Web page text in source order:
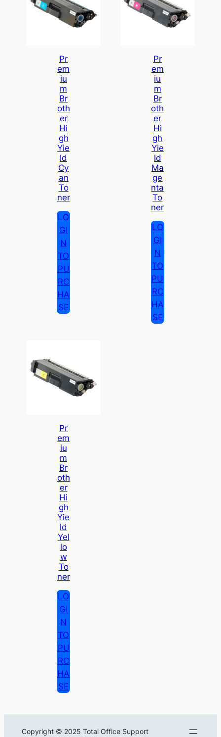
Pr
Em
Iu
M
Br
Oth
Er
Hi
Gh
Yie
Ld
Cy
An
To
Ner
LO
GI
N
TO
PU
RC
HA
SE
Pr
Em
Iu
M
Br
Oth
Er
Hi
Gh
Yie
Ld
Ma
Ge
Nta
To
Ner
LO
GI
N
TO
PU
RC
HA
SE
Pr
Em
Iu
M
Br
Oth
Er
Hi
Gh
Yie
Ld
Yel
Lo
W
To
Ner
LO
GI
N
TO
PU
RC
HA
SE
Copyright © 2025 Total Office Support